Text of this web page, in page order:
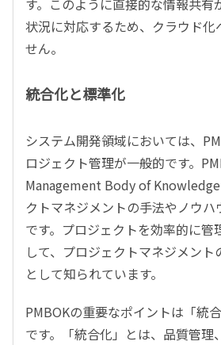
す。このように直接的な情報共有
状況に対応するため、クラウド化
せん。
統合化と標準化
システム開発領域においては、
ロジェクト管理が一般的です。
Management Body of
クトマネジメントの手法やノウ
です。プロジェクトを効率的に管
して、プロジェクトマネジメン
として知られています。
PMBOKの重要なポイントは「統
です。「統合化」とは、品質管理